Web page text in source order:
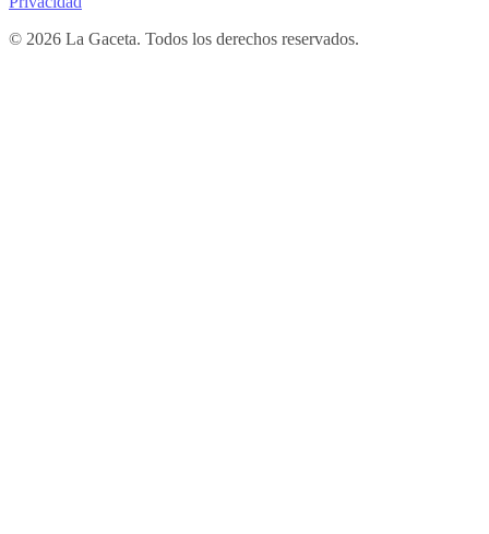
© 2026 La Gaceta. Todos los derechos reservados.